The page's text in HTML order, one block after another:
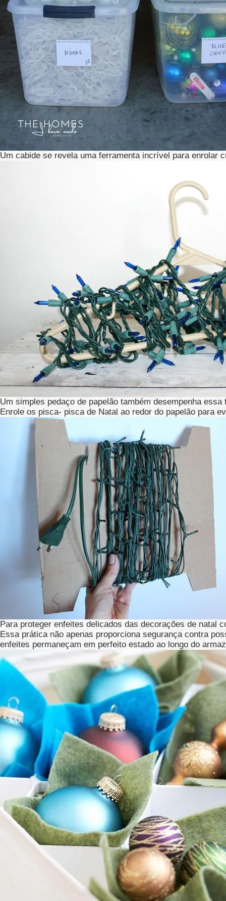
Um cabide se revela uma ferramenta incrível para enrolar
Um simples pedaço de papelão também desempenha
Enrole os pisca- pisca de Natal ao redor do papelão para
Para proteger enfeites delicados das decorações de natal
Essa prática não apenas proporciona segurança contra
enfeites permaneçam em perfeito estado ao longo do